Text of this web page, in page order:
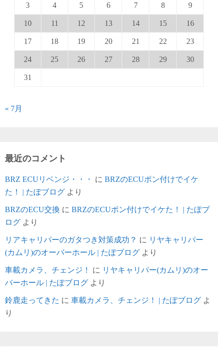
3 4 5 6 7 8 9
10 11 12 13 14 15 16
17 18 19 20 21 22 23
24 25 26 27 28 29 30
31
« 7月
最近のコメント
BRZ ECUリベンジ・・・ に BRZのECUポン付けでイケ
た！ | たぽブログ より
BRZのECU交換 に BRZのECUポン付けでイケた！ | たぽブ
ログ より
リアキャリパーのガタつき対策成功？ に リヤキャリパー
(カムリ)のオーバーホール | たぽブログ より
車載カメラ、チェンジ！ に リヤキャリパー(カムリ)のオー
バーホール | たぽブログ より
鈴鹿走ってきた に 車載カメラ、チェンジ！ | たぽブログ よ
り